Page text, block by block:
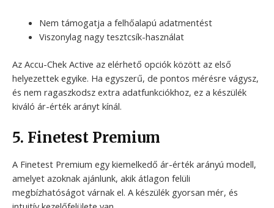
Nem támogatja a felhőalapú adatmentést
Viszonylag nagy tesztcsík-használat
Az Accu-Chek Active az elérhető opciók között az első
helyezettek egyike. Ha egyszerű, de pontos mérésre vágysz,
és nem ragaszkodsz extra adatfunkciókhoz, ez a készülék
kiváló ár-érték arányt kínál.
5. Finetest Premium
A Finetest Premium egy kiemelkedő ár-érték arányú modell,
amelyet azoknak ajánlunk, akik átlagon felüli
megbízhatóságot várnak el. A készülék gyorsan mér, és